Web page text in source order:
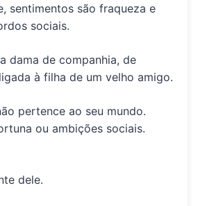
sentimentos são fraqueza e
sociais.
dama de companhia, de
à filha de um velho amigo.
pertence ao seu mundo.
ou ambições sociais.
dele.